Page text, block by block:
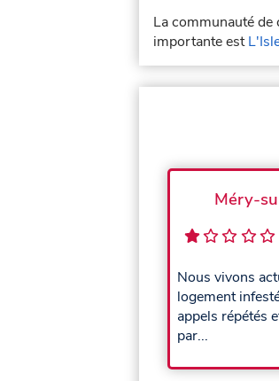
La communauté
importante est
Méry-
Nous vivons
logement
appels répétés
par...